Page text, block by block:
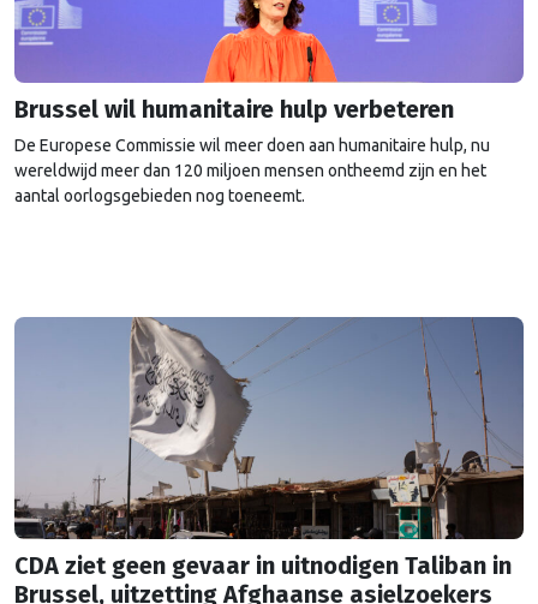
Brussel wil humanitaire hulp verbeteren
De Europese Commissie wil meer doen aan humanitaire hulp, nu
wereldwijd meer dan 120 miljoen mensen ontheemd zijn en het
aantal oorlogsgebieden nog toeneemt.
CDA ziet geen gevaar in uitnodigen Taliban in
Brussel, uitzetting Afghaanse asielzoekers